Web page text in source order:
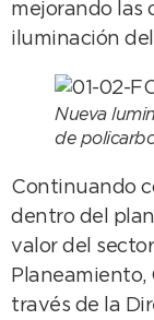
mejorando las
iluminación
Nueva
de
Continuando
dentro del
valor del
Planeamiento,
través de la